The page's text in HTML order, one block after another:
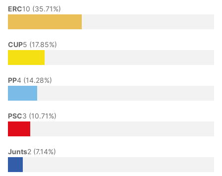
ERC10 (35.71%)
CUP5 (17.85%)
PP4 (14.28%)
PSC3 (10.71%)
Junts2 (7.14%)